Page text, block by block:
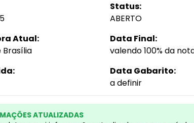
Status:
ABERTO
Atual:
Brasília
Data Final:
valendo 100% da
Data Gabarito:
a definir
ATUALIZADAS